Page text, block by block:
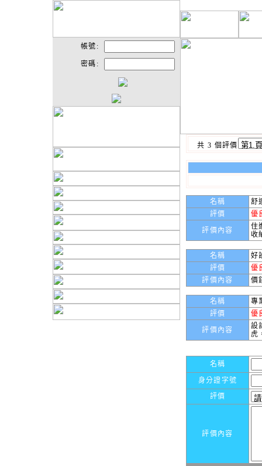
帳號:
密碼:
共 3 個評價
名稱
舒
評價
優
評價內容
住
收
名稱
好
評價
優
評價內容
價
名稱
專
評價
優
評價內容
設
虎
名稱
身分證字號
評價
評價內容